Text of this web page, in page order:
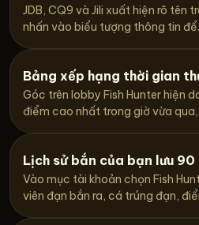
JDB, CQ9 và Jili xuất hiện rõ tên
nhấn vào biểu tượng thông tin
Bảng xếp hạng thời gian
Góc trên lobby Fish Hunter hiện
điểm cao nhất trong giờ vừa
Lịch sử bắn của bạn lưu
Vào mục tài khoản chọn Fish
viên đạn bắn ra, cá trúng đạn,